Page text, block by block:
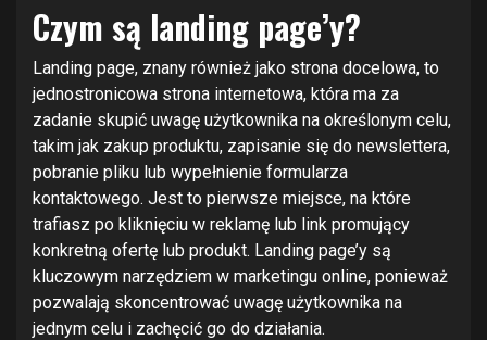
Czym są landing page’y?
Landing page, znany również jako strona docelowa, to
jednostronicowa strona internetowa, która ma za
zadanie skupić uwagę użytkownika na określonym celu,
takim jak zakup produktu, zapisanie się do newslettera,
pobranie pliku lub wypełnienie formularza
kontaktowego. Jest to pierwsze miejsce, na które
trafiasz po kliknięciu w reklamę lub link promujący
konkretną ofertę lub produkt. Landing page’y są
kluczowym narzędziem w marketingu online, ponieważ
pozwalają skoncentrować uwagę użytkownika na
jednym celu i zachęcić go do działania.